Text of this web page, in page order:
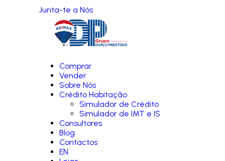
Junta-te a Nós
Comprar
Vender
Sobre Nós
Crédito Habitação
Simulador de Crédito
Simulador de IMT e IS
Consultores
Blog
Contactos
EN